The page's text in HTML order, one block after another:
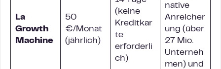
La
Growth
Machine
50
€/Monat
(jährlich)
(keine
Kreditkar
te
erforderli
ch)
native
Anreicher
ung (über
27 Mio.
Unterneh
men) und